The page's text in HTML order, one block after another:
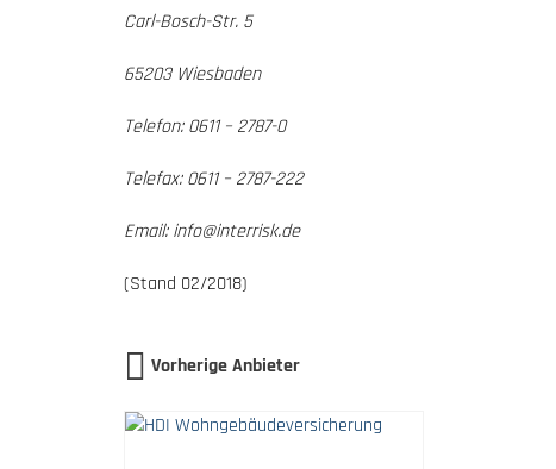
Carl-Bosch-Str. 5
65203 Wiesbaden
Telefon: 0611 – 2787-0
Telefax: 0611 – 2787-222
Email: info@interrisk.de
(Stand 02/2018)
Vorherige Anbieter